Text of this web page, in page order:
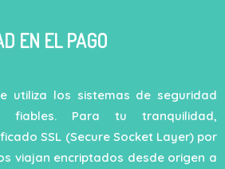
EN EL PAGO
utiliza los sistemas de seguridad
fiables. Para tu tranquilidad,
SSL (Secure Socket Layer) por
viajan encriptados desde origen a